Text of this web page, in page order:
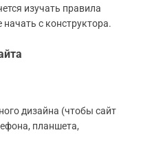
изучать правила
с конструктора.
дизайна (чтобы сайт
планшета,